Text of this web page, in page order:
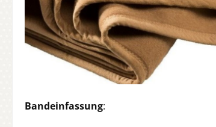
Bandeinfassung: